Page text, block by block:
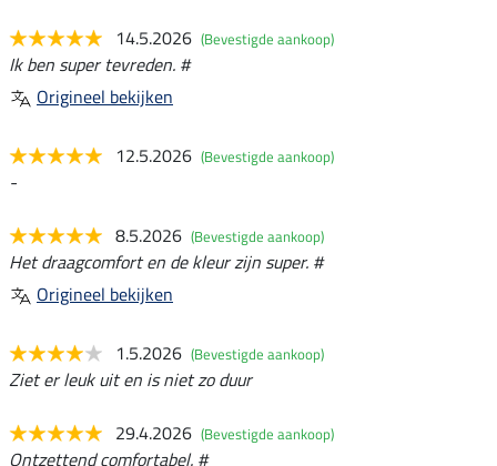
14.5.2026 (Bevestigde aankoop)
Ik ben super tevreden. #
Origineel bekijken
12.5.2026 (Bevestigde aankoop)
-
8.5.2026 (Bevestigde aankoop)
Het draagcomfort en de kleur zijn super. #
Origineel bekijken
1.5.2026 (Bevestigde aankoop)
Ziet er leuk uit en is niet zo duur
29.4.2026 (Bevestigde aankoop)
Ontzettend comfortabel. #